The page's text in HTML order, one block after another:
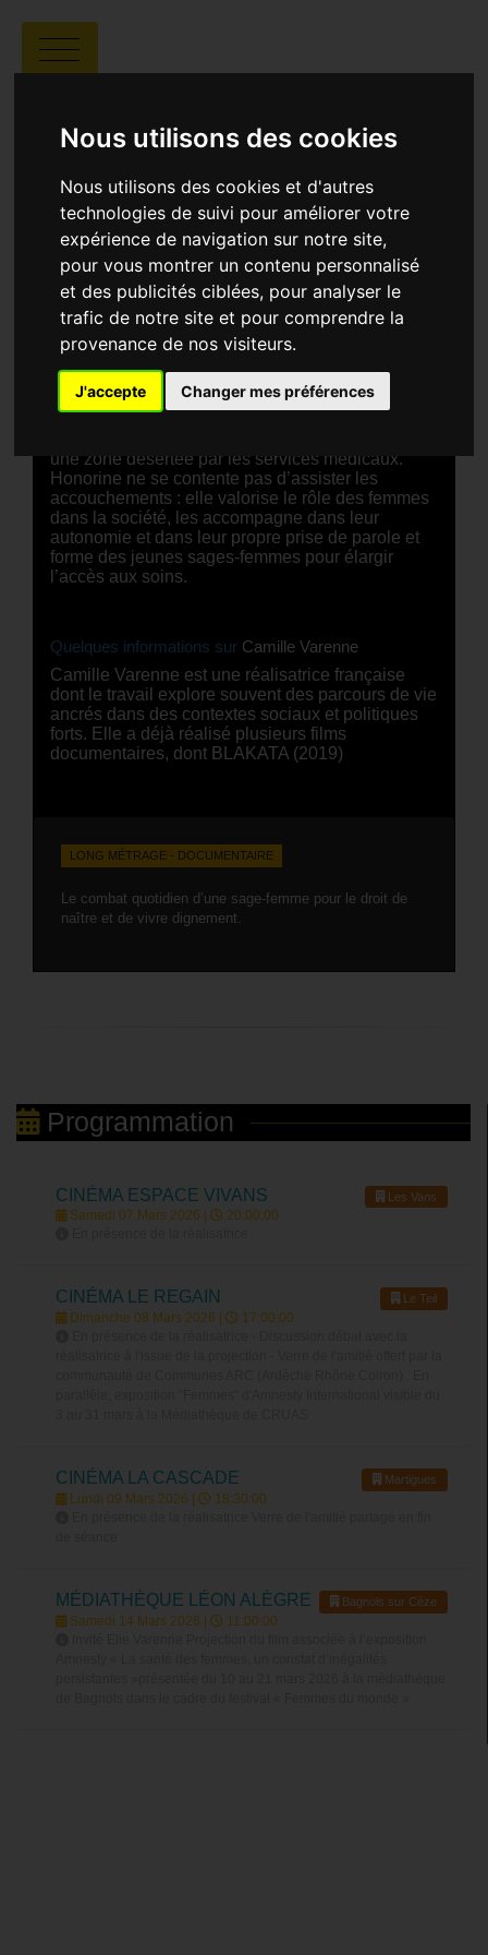
Nous utilisons des cookies
Nous utilisons des cookies et d'autres
technologies de suivi pour améliorer votre
expérience de navigation sur notre site,
pour vous montrer un contenu personnalisé
et des publicités ciblées, pour analyser le
trafic de notre site et pour comprendre la
provenance de nos visiteurs.
J'accepte Changer mes préférences
Camille Varenne | 01:06 | France
Le film Wolobougou suit le quotidien d’Honorine
Soma, sage-femme engagée au Burkina Faso, qui
a fondé une petite maternité rurale appelée
une zone désertée par les services médicaux.
Honorine ne se contente pas d’assister les
accouchements : elle valorise le rôle des femmes
dans la société, les accompagne dans leur
autonomie et dans leur propre prise de parole et
forme des jeunes sages-femmes pour élargir
l’accès aux soins.
Quelques informations sur Camille Varenne
Camille Varenne est une réalisatrice française
dont le travail explore souvent des parcours de vie
ancrés dans des contextes sociaux et politiques
forts. Elle a déjà réalisé plusieurs films
documentaires, dont BLAKATA (2019)
LONG MÉTRAGE - DOCUMENTAIRE
Le combat quotidien d’une sage-femme pour le droit de
naître et de vivre dignement.
Programmation
CINÉMA ESPACE VIVANS Les Vans
Samedi 07 Mars 2026 |
20:00:00
CINÉMA LE REGAIN Le Teil
Dimanche 08 Mars 2026 |
17:00:00
CINÉMA LA CASCADE Martigues
Lundi 09 Mars 2026 |
18:30:00
MÉDIATHÈQUE LÉON ALÈGRE Bagnols sur Cèze
Samedi 14 Mars 2026 |
11:00:00